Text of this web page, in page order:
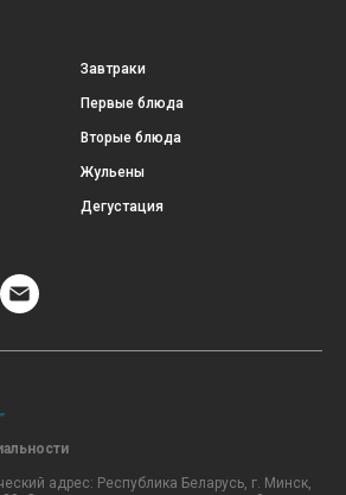
Завтраки
Первые блюда
Вторые блюда
Жульены
Дегустация
адрес: Республика Беларусь, г. Минск,